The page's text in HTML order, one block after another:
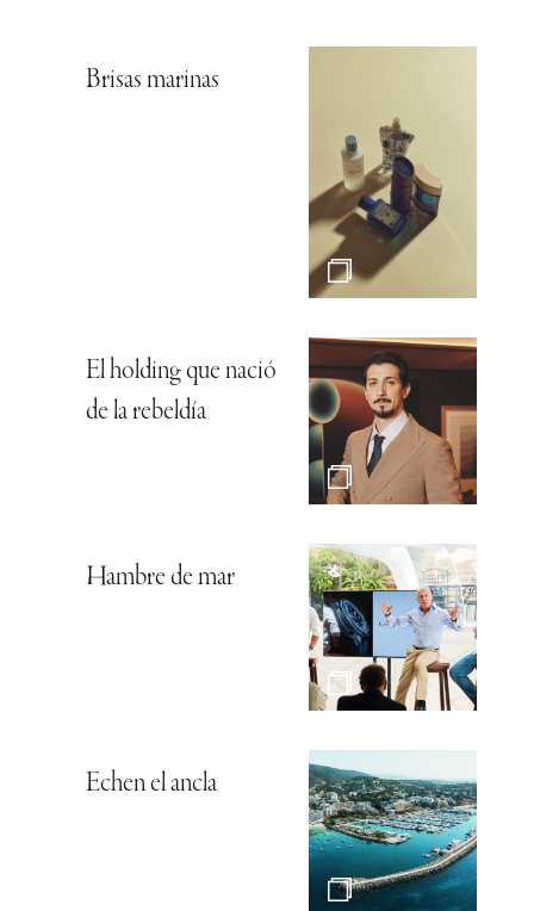
Brisas marinas
El holding que nació
de la rebeldía
Hambre de mar
Echen el ancla